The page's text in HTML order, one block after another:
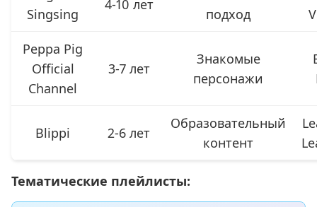
Singsing
4-10 лет
подход
Peppa Pig
Official
Channel
3-7 лет
Знакомые
персонажи
Blippi 2-6 лет
Образовательный
контент
Тематические плейлисты: